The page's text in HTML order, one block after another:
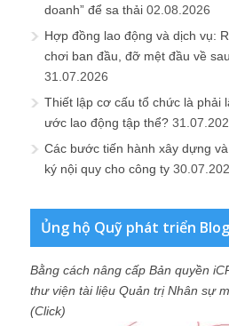
doanh” để sa thải 02.08.2026
Hợp đồng lao động và dịch vụ:
chơi ban đầu, đỡ mệt đầu về sau
31.07.2026
Thiết lập cơ cấu tổ chức là phải
ước lao động tập thể?
Các bước tiến hành xây dựng
ký nội quy cho công ty
Ủng hộ Quỹ phát triển Blog
Bằng cách nâng cấp Bản quyền
thư viện tài liệu Quản trị Nhân sự
(Click)